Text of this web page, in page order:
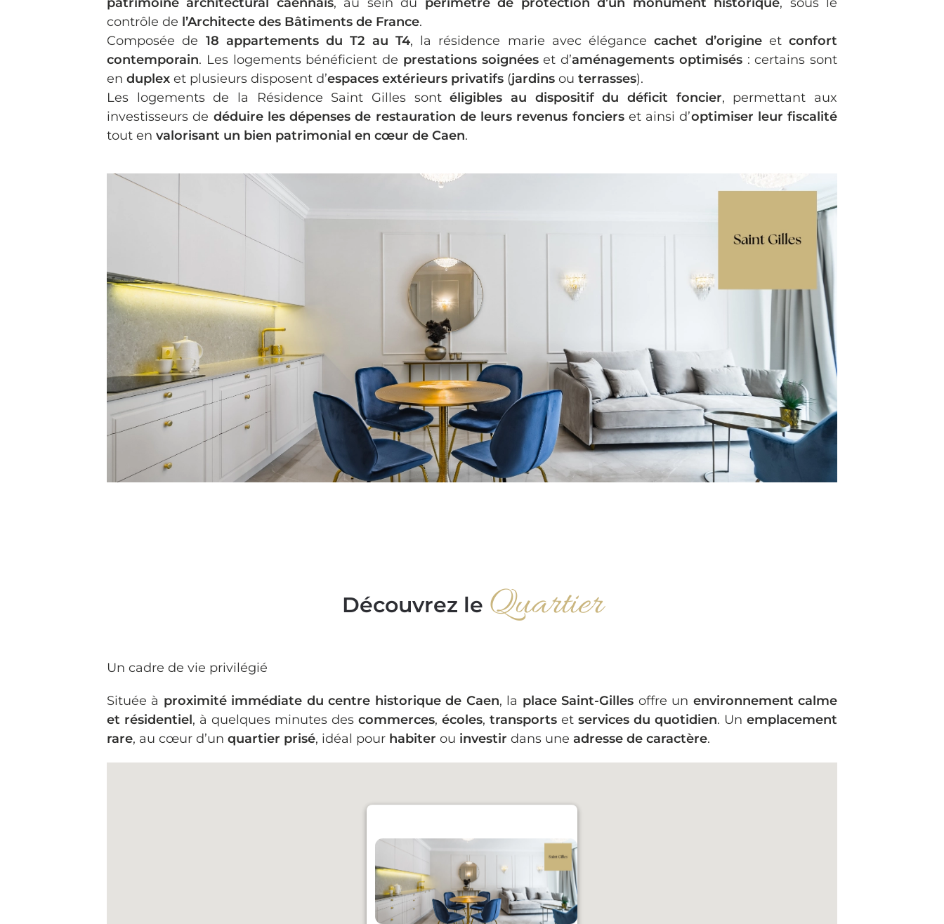
contrôle de l’Architecte des Bâtiments de France.
Composée de 18 appartements du T2 au T4, la résidence marie avec élégancecachet d’origineet confort
contemporain. Les logements bénéficient de prestations soignéeset d’aménagements optimisés: certains sont
en duplex et plusieurs disposent d’espaces extérieurs privatifs (jardins ou terrasses).
Les logements de la Résidence Saint Gilles sontéligibles au dispositif du déficit foncier, permettant aux
investisseurs de déduire les dépenses de restauration de leurs revenus foncierset ainsi d’optimiser leur fiscalité
tout en valorisant un bien patrimonial en cœur de Caen.
Découvrez le Quartier
Un cadre de vie privilégié
Située à proximité immédiate du centre historique de Caen, la place Saint-Gilles offre un environnement calme
et résidentiel, à quelques minutes des commerces, écoles, transports et services du quotidien. Un emplacement
rare, au cœur d’un quartier prisé, idéal pour habiter ou investir dans une adresse de caractère.